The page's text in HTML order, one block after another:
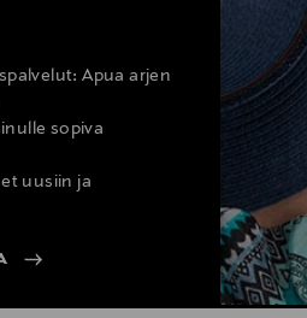
Apua arjen
sopiva
uusiin ja